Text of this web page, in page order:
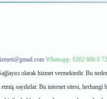
Whatsapp: 0262 606 0
olarak hizmet vermektedir. Bu
sayılırlar. Bu internet sitesi, herhangi